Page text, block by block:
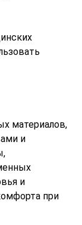
материалов,
и
и
при